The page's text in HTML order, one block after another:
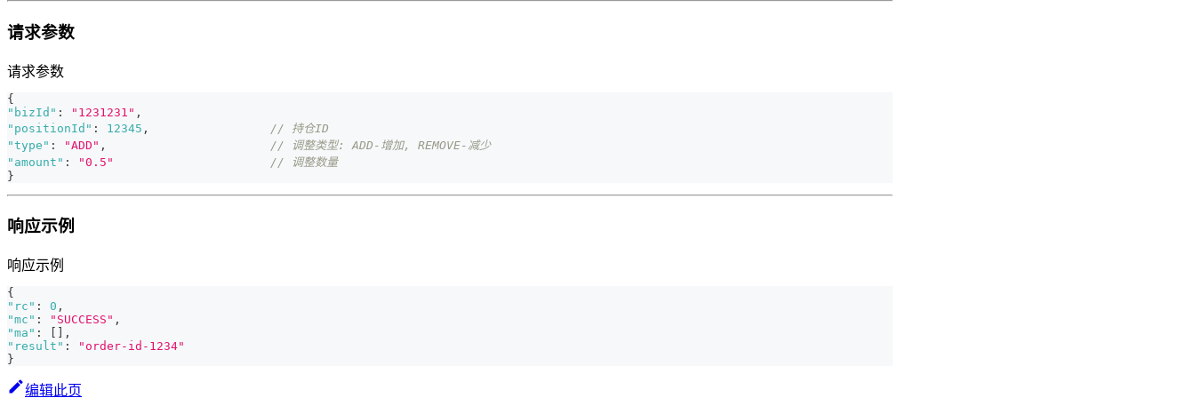
请求参数
请求参数
{
"bizId" : "1231231" ,
"positionId" : 12345 ,
// 持仓ID
"type" : "ADD" ,
// 调整类型: ADD-增加, REMOVE-减少
"amount" : "0.5"
// 调整数量
}
响应示例
响应示例
{
"rc" : 0 ,
"mc" : "SUCCESS" ,
"ma" :
,
"result" :
"order-id-1234"
}
编辑此页